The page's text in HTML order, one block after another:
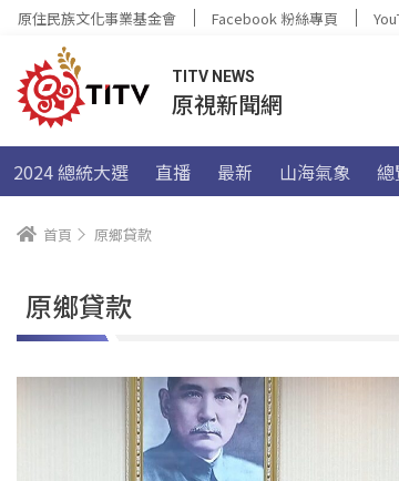
原住民族文化事業基金會 Facebook 粉絲專頁
TITV NEWS
原視新聞網
2024 總統大選 直播 最新 山海氣象
首頁 原鄉貸款
原鄉貸款